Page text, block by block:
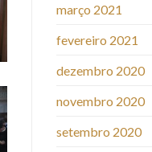
março 2021
fevereiro 2021
dezembro 2020
novembro 2020
setembro 2020